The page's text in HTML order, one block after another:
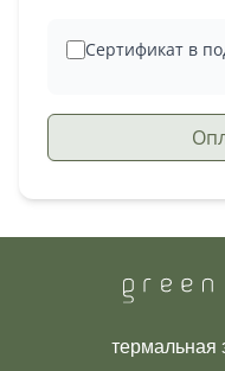
Сертификат в
термальная